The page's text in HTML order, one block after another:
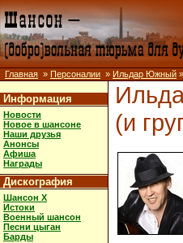
Главная » Персоналии » Ильдар Южный
Информация
Новости
Новое в шансоне
Наши друзья
Анонсы
Афиша
Награды
Дискография
Шансон X
Истоки
Военный шансон
Песни цыган
Барды
(и